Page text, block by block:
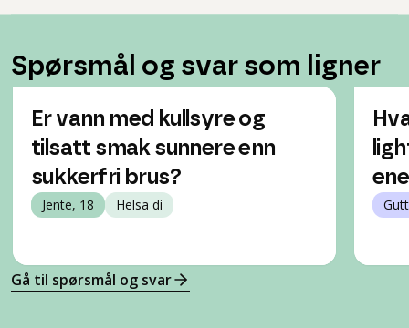
Spørsmål og svar som ligner
Er vann med kullsyre og
tilsatt smak sunnere enn
sukkerfri brus?
Jente, 18 Helsa di
Gå til spørsmål og svar